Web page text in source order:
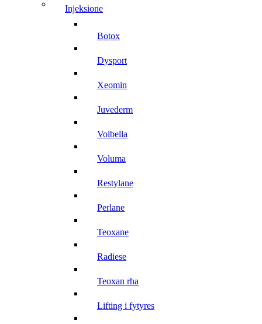
injeksione
botox
dysport
xeomin
juvederm
volbella
voluma
restylane
perlane
teoxane
radiese
teoxan rha
lifting i fytyres